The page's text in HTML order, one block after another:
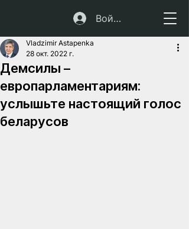
Войти
Демсилы –
европарламентариям:
услышьте настоящий голос
беларусов
Vladzimir Astapenka
28 окт. 2022 г.